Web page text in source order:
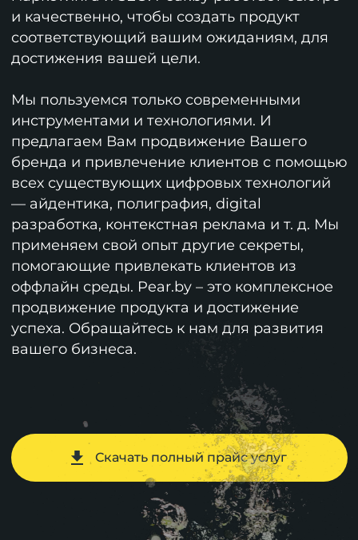
и качественно, чтобы создать продукт
соответствующий вашим ожиданиям, для
достижения вашей цели.
Мы пользуемся только современными
инструментами и технологиями. И
предлагаем Вам продвижение Вашего
бренда и привлечение клиентов с помощью
всех существующих цифровых технологий
— айдентика, полиграфия, digital
разработка, контекстная реклама и т. д. Мы
применяем свой опыт другие секреты,
помогающие привлекать клиентов из
оффлайн среды. Pear.by – это комплексное
продвижение продукта и достижение
успеха. Обращайтесь к нам для развития
вашего бизнеса.
Скачать полный прайс услуг